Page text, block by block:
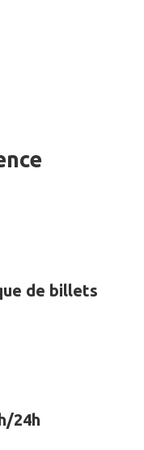
de billets
24h